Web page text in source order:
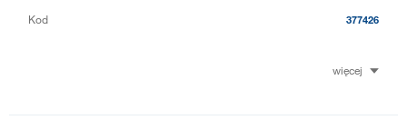
Kod 377426
więcej